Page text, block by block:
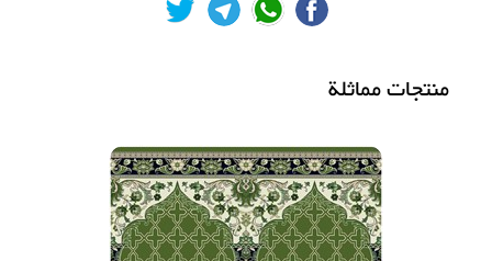
منتجات مماثلة